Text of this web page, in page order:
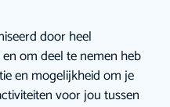
door heel
om deel te nemen heb
en mogelijkheid om je
voor jou tussen